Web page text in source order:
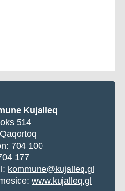
Kujalleq
514
704 100
177
kommune@kujalleq.gl
www.kujalleq.gl